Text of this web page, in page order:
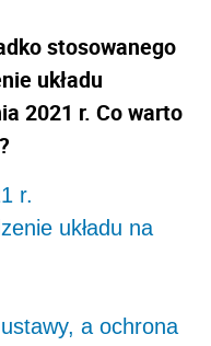
stosowanego
układu
2021 r. Co warto
r.
układu na
a ochrona